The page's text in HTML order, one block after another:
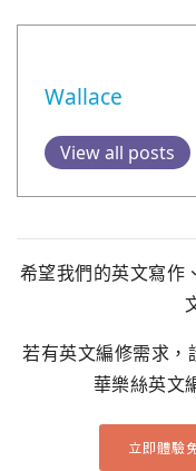
Wallace
View all posts
希望我們的英文寫作
若有英文編修需求，
華樂絲英文
立即體驗